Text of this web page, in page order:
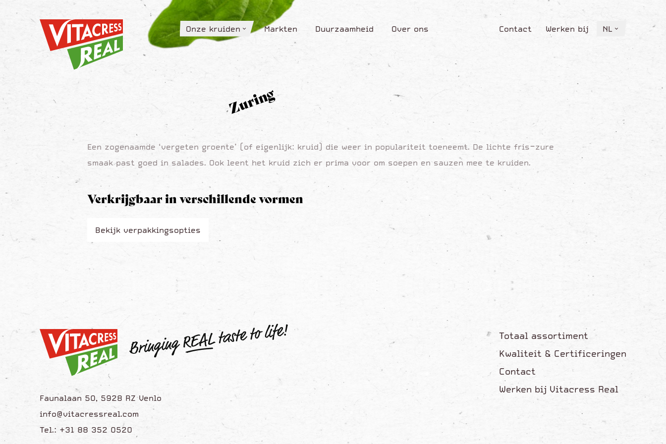
Vitacress Real Onze kruiden Markten Duurzaamheid Over ons Contact Werken bij NL
Vitacress Real Onze kruiden Markten Contact Werken bij
Zuring
Een zogenaamde ‘vergeten groente’ (of eigenlijk: kruid) die weer in populariteit toeneemt. De lichte fris-zure
smaak past goed in salades. Ook leent het kruid zich er prima voor om soepen en sauzen mee te kruiden.
Verkrijgbaar in verschillende vormen
Bekijk verpakkingsopties
Faunalaan 50, 5928 RZ Venlo
info@vitacressreal.com
Tel.: +31 88 352 0520
Totaal assortiment
Kwaliteit & Certificeringen
Contact
Werken bij Vitacress Real